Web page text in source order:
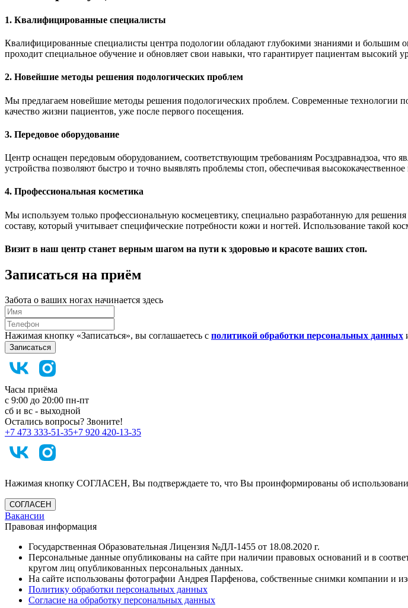
1. Квалифицированные специалисты
Квалифицированные специалисты центра подологии обладают глубокими знаниями и большим
проходит специальное обучение и обновляет свои навыки, что гарантирует пациентам
2. Новейшие методы решения подологических проблем
Мы предлагаем новейшие методы решения подологических проблем. Современные технологии
качество жизни пациентов, уже после первого посещения.
3. Передовое оборудование
Центр оснащен передовым оборудованием, соответствующим требованиям Росздравнадзоа, что
устройства позволяют быстро и точно выявлять проблемы стоп, обеспечивая
4. Профессиональная косметика
Мы используем только профессиональную космецевтику, специально разработанную для
составу, который учитывает специфические потребности кожи и ногтей. Использование такой
Визит в наш центр станет верным шагом на пути к здоровью и красоте ваших стоп.
Записаться на приём
Забота о ваших ногах начинается здесь
Нажимая кнопку «Записаться», вы соглашаетесь с политикой обработки персональных данных
Записаться
Часы приёма
с 9:00 до 20:00 пн-пт
сб и вс - выходной
Остались вопросы? Звоните!
+7 473 333-51-35+7 920 420-13-35
Нажимая кнопку СОГЛАСЕН, Вы подтверждаете то, что Вы проинформированы об
СОГЛАСЕН
Вакансии
Правовая информация
Государственная Образовательная Лицензия №ДЛ-1455 от 18.08.2020 г.
Персональные данные опубликованы на сайте при наличии правовых оснований и в
кругом лиц опубликованных персональных данных.
На сайте использованы фотографии Андрея Парфенова, собственные снимки компании и
Политику обработки персональных данных
Согласие на обработку персональных данных